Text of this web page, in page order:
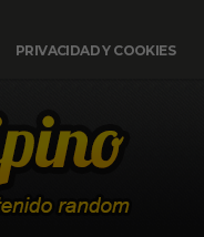
PRIVACIDAD Y COOKIES